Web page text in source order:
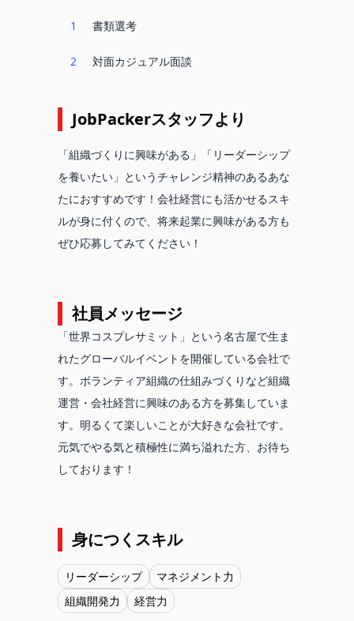
1 書類選考
2 対面カジュアル面談
JobPackerスタッフより
「組織づくりに興味がある」「リーダーシップ
を養いたい」というチャレンジ精神のあるあな
たにおすすめです！会社経営にも活かせるスキ
ルが身に付くので、将来起業に興味がある方も
ぜひ応募してみてください！
社員メッセージ
「世界コスプレサミット」という名古屋で生ま
れたグローバルイベントを開催している会社で
す。ボランティア組織の仕組みづくりなど組織
運営・会社経営に興味のある方を募集していま
す。明るくて楽しいことが大好きな会社です。
元気でやる気と積極性に満ち溢れた方、お待ち
身につくスキル
リーダーシップ
マネジメント力
組織開発力
経営力